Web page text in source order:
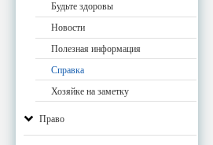
Будьте здоровы
Новости
Полезная информация
Справка
Хозяйке на заметку
Право